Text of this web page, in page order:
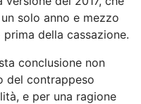
solo anno e mezzo
della cassazione.
conclusione non
del contrappeso
e per una ragione